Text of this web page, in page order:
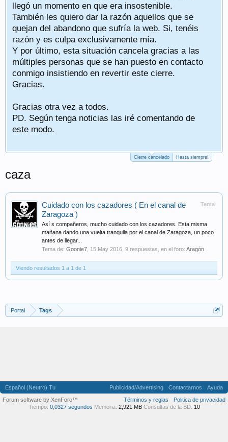
llegó un momento en que era insostenible.
También les quiero dar la razón aquellos que se
quejan del abandono que sufría la web. Si, tenéis
razón y es culpa exclusivamente mía.
Y por último, esta situación cancela gracias a las
múltiples personas que se han puesto en contacto
conmigo insistiendo en revertir este cierre.
Gracias.
Gracias otra vez a todos.
PD. Según tenga noticias las iré comentando de
este modo.
Cierre cancelado Hasta siempre!
caza
Tema
Cuidado con los cazadores ( En el canal de
Zaragoza )
Así s compañeros, mucho cuidado con los cazadores. Esta misma
mañana dando una vuelta tranquila por el canal de Zaragoza, un poco
antes de llegar...
Tema de: Goonie7 15 May 2016 , 9 respuestas, en el foro: Aragón
Viendo resultados 1 a 1 de 1
Portal Tags
Español (Neutro) Tu Publicidad/Advertising Contactarnos
Ayuda
Términos y reglas
Politica de privacidad
Forum software by XenForo™
Tiempo: 0,0327 segundos Memoria: 2,921 MB Consultas de la BD: 10